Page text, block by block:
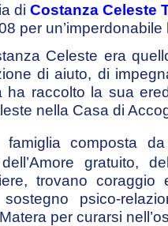
di Costanza Celeste
per
Celeste era
di aiuto, di
ha raccolto la sua
nella Casa di
composta
gratuito,
trovano
sostegno psico-
per curarsi